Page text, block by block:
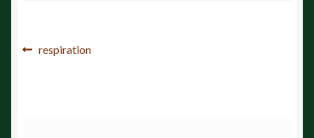
投前
respiration